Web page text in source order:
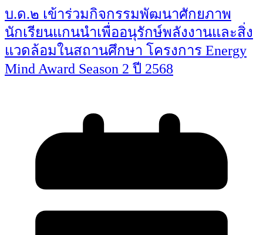
บ.ด.๒ เข้าร่วมกิจกรรมพัฒนาศักยภาพ
นักเรียนแกนนำเพื่ออนุรักษ์พลังงานและสิ่ง
แวดล้อมในสถานศึกษา โครงการ Energy
Mind Award Season 2 ปี 2568